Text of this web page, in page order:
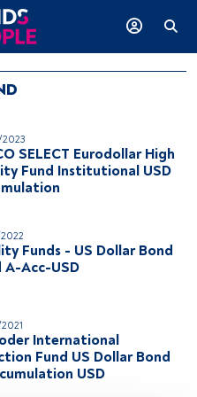
SELECT Eurodollar High
Fund Institutional USD
Funds - US Dollar Bond
A-Acc-USD
International
Fund US Dollar Bond
USD